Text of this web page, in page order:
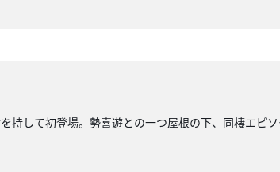
持して初登場。勢喜遊との一つ屋根の下、同棲エピ